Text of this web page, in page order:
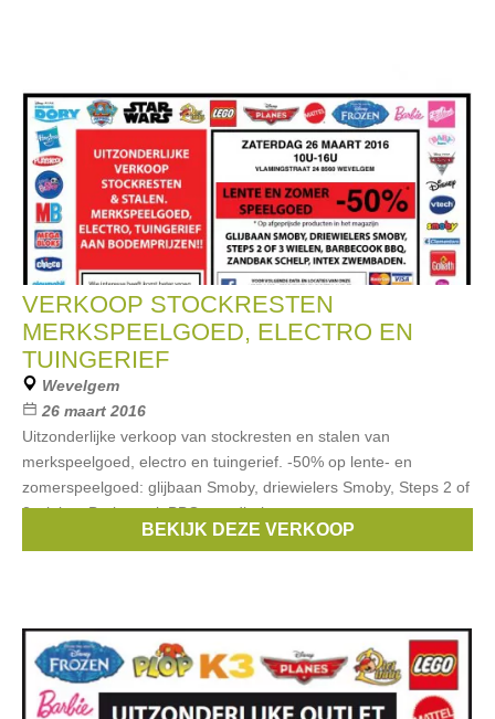
VERKOOP STOCKRESTEN
MERKSPEELGOED, ELECTRO EN
TUINGERIEF
Wevelgem
26 maart 2016
Uitzonderlijke verkoop van stockresten en stalen van
merkspeelgoed, electro en tuingerief. -50% op lente- en
zomerspeelgoed: glijbaan Smoby, driewielers Smoby, Steps 2 of
3 wielen, Barbecook BBQ, zandbak
Goliath,disney,Philips,lenco,lego
BEKIJK DEZE VERKOOP